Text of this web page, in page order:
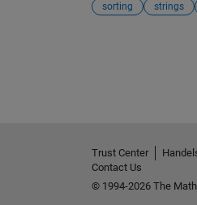
sorting strings
Trust Center
Contact Us
© 1994-2026 The